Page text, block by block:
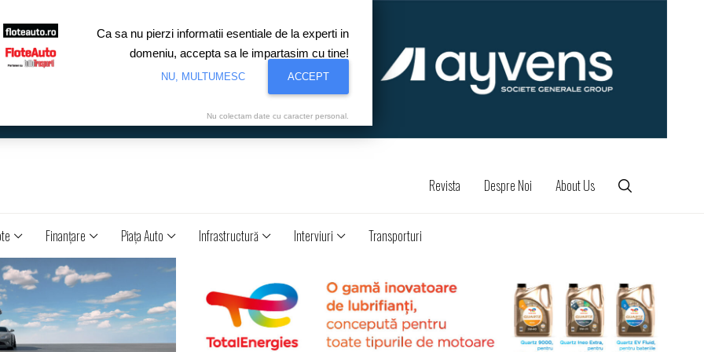
Revista Despre Noi About Us
Finanţare Piaţa Auto Infrastructură Interviuri Transporturi
Ca sa nu pierzi informatii esentiale de la experti in
domeniu, accepta sa le impartasim cu tine!
NU, MULTUMESC ACCEPT
Nu colectam date cu caracter personal.